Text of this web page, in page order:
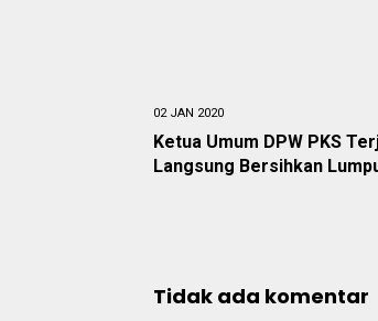
02 JAN 2020
Ketua Umum DPW PKS
Langsung Bersihkan
Tidak ada komentar